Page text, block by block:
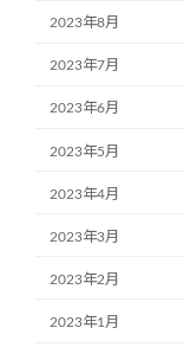
2023年8月
2023年7月
2023年6月
2023年5月
2023年4月
2023年3月
2023年2月
2023年1月